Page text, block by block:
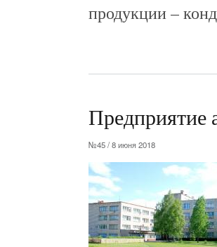
продукции –
Предприятие
№45 / 8 июня 2018